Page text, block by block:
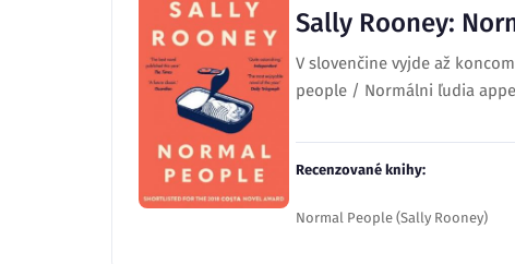
Sally Rooney:
V slovenčine vyjde až
people / Normálni ľudia
Recenzované knihy:
Normal People (Sally Rooney)